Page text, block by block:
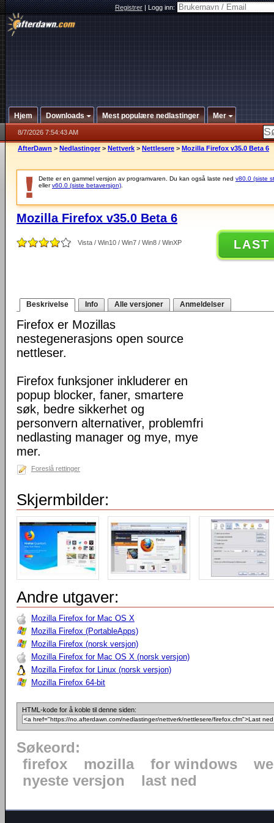
Registrer|Logg inn:
Hjem Downloads Mest populære nedlastinger Mer
8/7/2026 7:54:43 AM
AfterDawn > Nedlastinger > Nettverk > Nettlesere > Mozilla Firefox v35.0 Beta 6
Dette er en gammel versjon av programvaren. Du kan også laste ned v80.0 (siste
ellerv60.0 (siste betaversjon)
Mozilla Firefox v35.0 Beta 6
Vista / Win10 / Win7 / Win8 / WinXP LAST
Beskrivelse Info Alle versjoner Anmeldelser
Firefox er Mozillas
nestegenerasjons open source
nettleser.
Firefox funksjoner inkluderer en
popup blocker, faner, smartere
søk, bedre sikkerhet og
personvern alternativer, problemfri
nedlasting manager og mye, mye
mer.
Foreslå rettinger
Skjermbilder:
Andre utgaver:
Mozilla Firefox for Mac OS X
Mozilla Firefox (PortableApps)
Mozilla Firefox (norsk versjon)
Mozilla Firefox for Mac OS X (norsk versjon)
Mozilla Firefox for Linux (norsk versjon)
Mozilla Firefox 64-bit
HTML-kode for å koble til denne siden:
Søkeord:
firefox
mozilla for windows
nyeste versjon
last ned